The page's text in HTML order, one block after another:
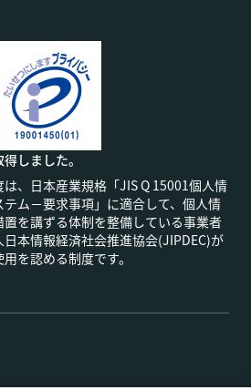
しました。
、日本産業規格「JIS Q 15001個人情
ム－要求事項」に適合して、個人情
を講ずる体制を整備している事業者
本情報経済社会推進協会(JIPDEC)が
を認める制度です。